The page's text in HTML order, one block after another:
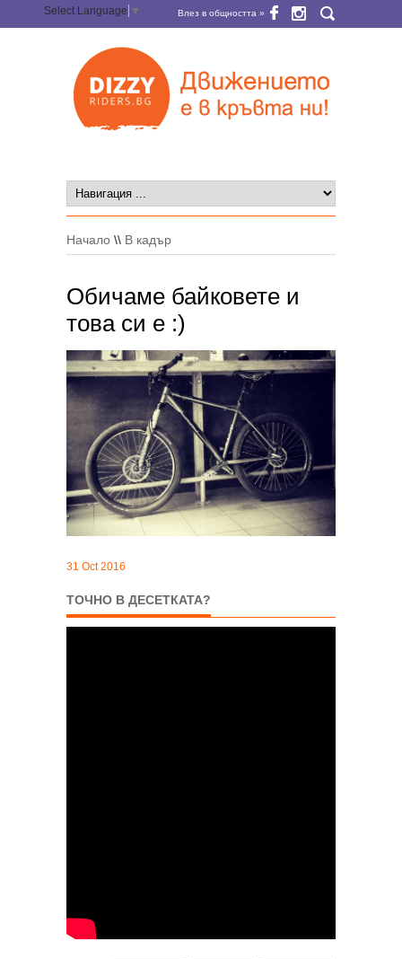
Select Language ▼ Влез в общността »
Начало \\ В кадър
Обичаме байковете и
това си е :)
31 Oct 2016
ТОЧНО В ДЕСЕТКАТА?